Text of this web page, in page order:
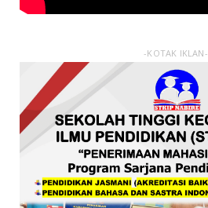
-KOTAK IKLAN-